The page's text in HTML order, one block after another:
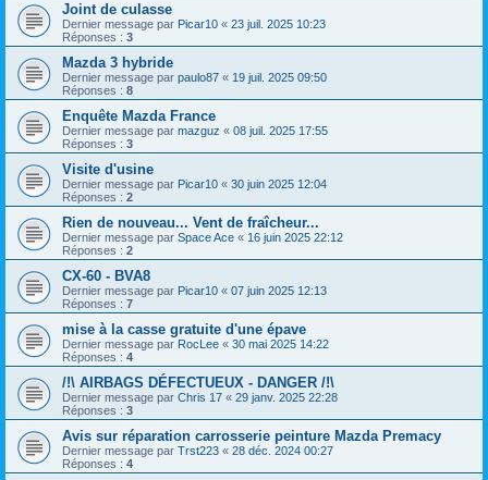
Joint de culasse
Dernier message par Picar10 « 23 juil. 2025 10:23
Réponses : 3
Mazda 3 hybride
Dernier message par paulo87 « 19 juil. 2025 09:50
Réponses : 8
Enquête Mazda France
Dernier message par mazguz « 08 juil. 2025 17:55
Réponses : 3
Visite d'usine
Dernier message par Picar10 « 30 juin 2025 12:04
Réponses : 2
Rien de nouveau... Vent de fraîcheur...
Dernier message par Space Ace « 16 juin 2025 22:12
Réponses : 2
CX-60 - BVA8
Dernier message par Picar10 « 07 juin 2025 12:13
Réponses : 7
mise à la casse gratuite d'une épave
Dernier message par RocLee « 30 mai 2025 14:22
Réponses : 4
/!\ AIRBAGS DÉFECTUEUX - DANGER /!\
Dernier message par Chris 17 « 29 janv. 2025 22:28
Réponses : 3
Avis sur réparation carrosserie peinture Mazda Premacy
Dernier message par Trst223 « 28 déc. 2024 00:27
Réponses : 4